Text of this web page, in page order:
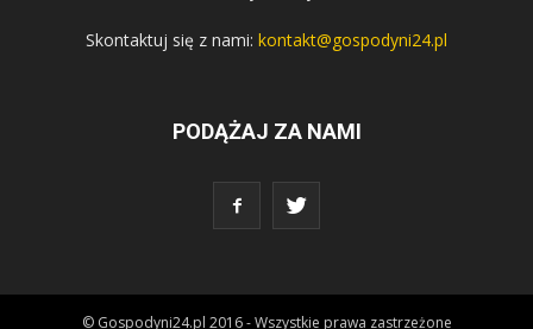
Skontaktuj się z nami: kontakt@gospodyni24.pl
PODĄŻAJ ZA NAMI
© Gospodyni24.pl 2016 - Wszystkie prawa zastrzeżone